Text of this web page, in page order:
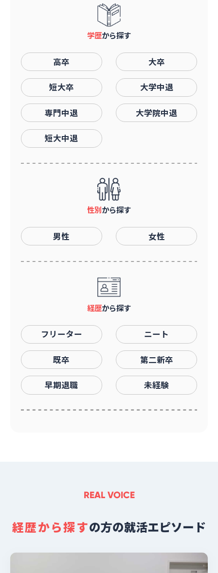
学歴から探す
高卒 大卒
短大卒 大学中退
専門中退 大学院中退
短大中退
性別から探す
男性 女性
経歴から探す
フリーター ニート
既卒 第二新卒
早期退職 未経験
REAL VOICE
経歴から探すの方の就活エピソード